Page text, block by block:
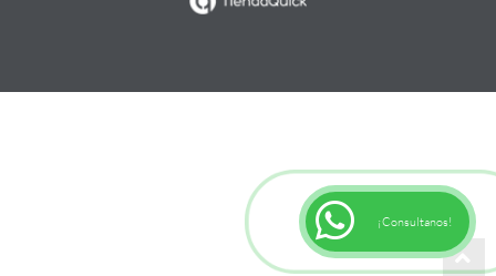
¡Consultanos!